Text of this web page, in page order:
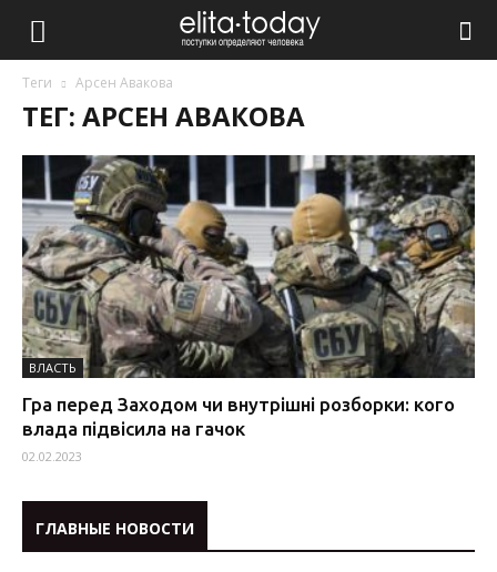
Теги Арсен Авакова
ТЕГ: АРСЕН АВАКОВА
ВЛАСТЬ
Гра перед Заходом чи внутрішні розборки: кого
влада підвісила на гачок
02.02.2023
ГЛАВНЫЕ НОВОСТИ